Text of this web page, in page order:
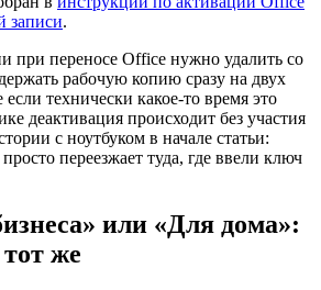
записи.
при переносе Office нужно удалить со
рабочую копию сразу на двух
технически какое-то время это
деактивация происходит без участия
с ноутбуком в начале статьи:
переезжает туда, где ввели ключ
или «Для дома»:
же